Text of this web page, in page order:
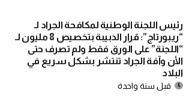
رئيس اللجنة الوطنية لمكافحة الجراد لـ
“ريبورتاج”: قرار الدبيبة بتخصيص 8 مليون لـ
“اللجنة” على الورق فقط ولم تصرف حتى
الأن وآفة الجراد تنتشر بشكل سريع في
البلاد
قبل سنة واحدة